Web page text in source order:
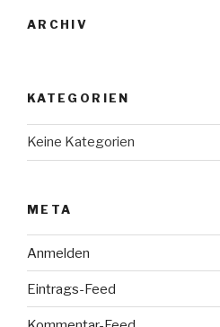
ARCHIV
KATEGORIEN
Keine Kategorien
META
Anmelden
Eintrags-Feed